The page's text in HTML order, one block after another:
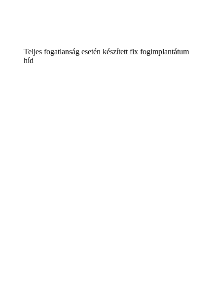
Teljes fogatlanság esetén készített fix fogimplantátum
híd